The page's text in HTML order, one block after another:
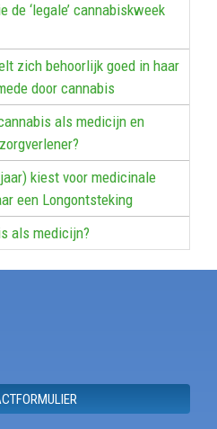
‘legale’ cannabiskweek
zich behoorlijk goed in haar
door cannabis
als medicijn en
kiest voor medicinale
een Longontsteking
als medicijn?